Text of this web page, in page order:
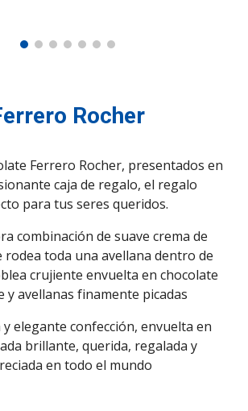
Rocher
Ferrero Rocher, presentados en
caja de regalo, el regalo
para tus seres queridos.
combinación de suave crema de
rodea toda una avellana dentro de
crujiente envuelta en chocolate
y avellanas finamente picadas
y elegante confección, envuelta en
brillante, querida, regalada y
en todo el mundo